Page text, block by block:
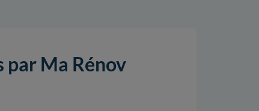
par Ma Rénov